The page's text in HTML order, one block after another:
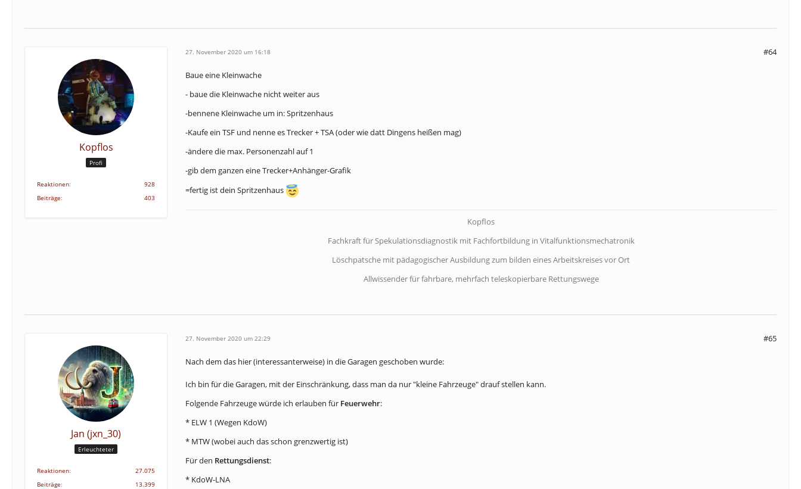
Kopflos
Profi
Reaktionen
928
Beiträge
403
27. November 2020 um 16:18 #64
Baue eine Kleinwache
- baue die Kleinwache nicht weiter aus
-bennene Kleinwache um in: Spritzenhaus
-Kaufe ein TSF und nenne es Trecker + TSA (oder wie datt Dingens heißen mag)
-ändere die max. Personenzahl auf 1
-gib dem ganzen eine Trecker+Anhänger-Grafik
=fertig ist dein Spritzenhaus
Kopflos
Fachkraft für Spekulationsdiagnostik mit Fachfortbildung in Vitalfunktionsmechatronik
Löschpatsche mit pädagogischer Ausbildung zum bilden eines Arbeitskreises vor Ort
Allwissender für fahrbare, mehrfach teleskopierbare Rettungswege
Jan (jxn_30)
Erleuchteter
Reaktionen
27.075
Beiträge
13.399
27. November 2020 um 22:29 #65
Nach dem das hier (interessanterweise) in die Garagen geschoben wurde:
Ich bin für die Garagen, mit der Einschränkung, dass man da nur "kleine Fahrzeuge" drauf stellen kann.
Folgende Fahrzeuge würde ich erlauben für Feuerwehr:
* ELW 1 (Wegen KdoW)
* MTW (wobei auch das schon grenzwertig ist)
Für den Rettungsdienst:
* KdoW-LNA